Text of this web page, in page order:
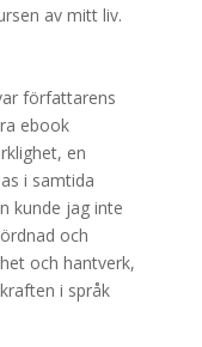
av mitt liv.
författarens
ebook
en
i samtida
kunde jag inte
och
och hantverk,
i språk